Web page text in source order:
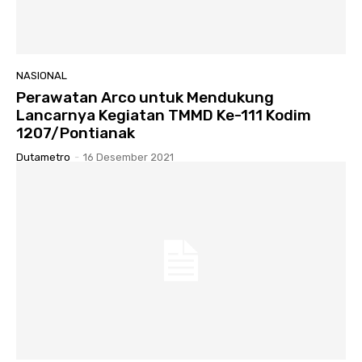
NASIONAL
Perawatan Arco untuk Mendukung
Lancarnya Kegiatan TMMD Ke-111 Kodim
1207/Pontianak
Dutametro - 16 Desember 2021